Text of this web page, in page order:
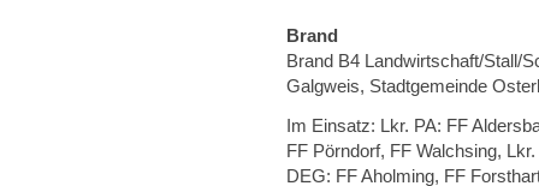
Brand
Brand B4 Landwirtschaft/Stall/
Galgweis, Stadtgemeinde
Im Einsatz: Lkr. PA: FF
FF Pörndorf, FF Walchsing,
DEG: FF Aholming, FF